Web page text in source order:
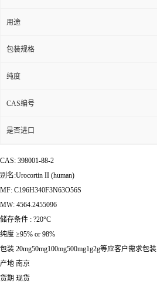
用途
包装规格
纯度
CAS编号
是否进口
CAS: 398001-88-2
别名:Urocortin II (human)
MF: C196H340F3N63O56S
MW: 4564.2455096
储存条件 : ?20°C
纯度 ≥95% or 98%
包装 20mg50mg100mg500mg1g2g等应客户需求包装
产地 南京
货期 现货